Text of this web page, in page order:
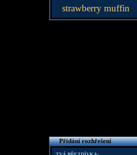
strawberry muffin
Přidání rozhřešení